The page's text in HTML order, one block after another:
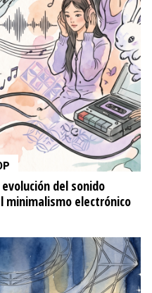
del sonido
electrónico